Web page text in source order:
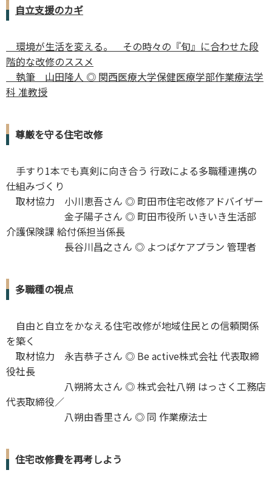
自立支援のカギ
環境が生活を変える。 その時々の『旬』に合わせた段
階的な改修のススメ
執筆 山田隆人 ◎ 関西医療大学保健医療学部作業療法学
科 准教授
尊厳を守る住宅改修
手すり1本でも真剣に向き合う 行政による多職種連携の
仕組みづくり
取材協力 小川恵吾さん ◎ 町田市住宅改修アドバイザー
金子陽子さん ◎ 町田市役所 いきいき生活部
介護保険課 給付係担当係長
長谷川昌之さん ◎ よつばケアプラン 管理者
多職種の視点
自由と自立をかなえる住宅改修が地域住民との信頼関係
を築く
取材協力 永吉恭子さん ◎ Be active株式会社 代表取締
役社長
八朔將太さん ◎ 株式会社八朔 はっさく工務店
代表取締役／
八朔由香里さん ◎ 同 作業療法士
住宅改修費を再考しよう